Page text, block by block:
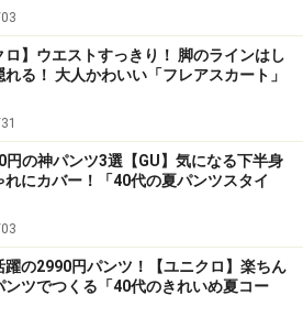
ステッチカラーで思わず迷ってし
しさ
ステッチの色などのディティール
きます。スーツの生地と同系色で
も、カラーアクセントをつけて遊
ザイナーになった気分！
ロ】ウエストすっきり！ 脚のラインはし
れる！ 大人かわいい「フレアスカート」
円の神パンツ3選【GU】気になる下半身
れにカバー！「40代の夏パンツスタイ
躍の2990円パンツ！【ユニクロ】楽ちん
ンツでつくる「40代のきれいめ夏コー